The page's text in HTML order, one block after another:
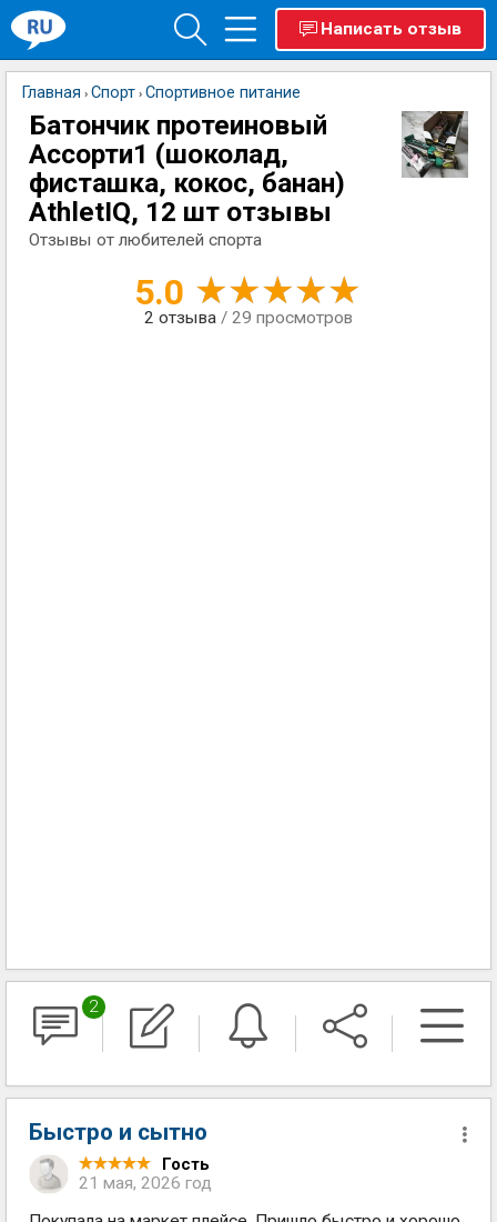
Написать отзыв
Главная › Спорт › Спортивное питание
Батончик протеиновый
Ассорти1 (шоколад,
фисташка, кокос, банан)
AthletIQ, 12 шт отзывы
Отзывы от любителей спорта
5.0
2 отзыва / 29 просмотров
2
Быстро и сытно
Гость
21 мая, 2026 год